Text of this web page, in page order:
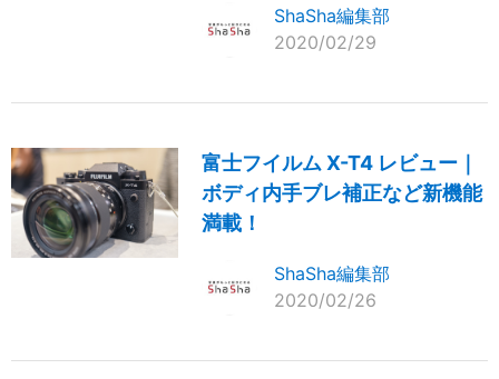
ShaSha編集部
2020/02/29
富士フイルム X-T4 レビュー｜
ボディ内手ブレ補正など新機能
満載！
ShaSha編集部
2020/02/26